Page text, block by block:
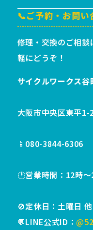
📞ご予約・お問い
修理・交換のご相
軽にどうぞ！
サイクルワークス谷
大阪市中央区東平1-
📱080-3844-6306
🕐営業時間：12時
🚫定休日：土曜日 他
💬LINE公式ID：